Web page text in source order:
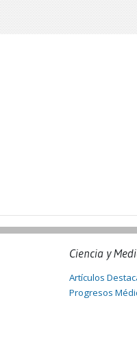
Ciencia y
Artículos
Progresos